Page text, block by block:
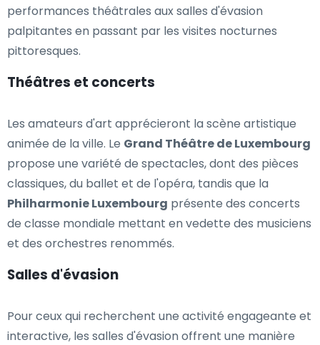
performances théâtrales aux salles d'évasion
palpitantes en passant par les visites nocturnes
pittoresques.
Théâtres et concerts
Les amateurs d'art apprécieront la scène artistique
animée de la ville. Le Grand Théâtre de Luxembourg
propose une variété de spectacles, dont des pièces
classiques, du ballet et de l'opéra, tandis que la
Philharmonie Luxembourg présente des concerts
de classe mondiale mettant en vedette des musiciens
et des orchestres renommés.
Salles d'évasion
Pour ceux qui recherchent une activité engageante et
interactive, les salles d'évasion offrent une manière